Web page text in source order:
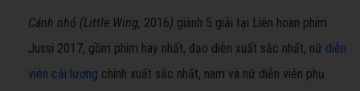
Cánh nhỏ (Little Wing, 2016) giành 5 giải tại Liên hoan phim
Jussi 2017, gồm phim hay nhất, đạo diễn xuất sắc nhất, nữ diễn
viên cải lương chính xuất sắc nhất, nam và nữ diễn viên phụ